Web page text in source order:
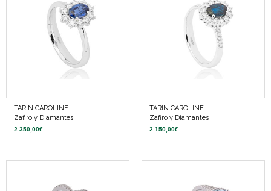
2.350,00 € 2.150,00 €